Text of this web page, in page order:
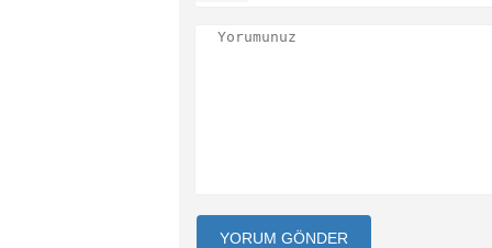
YORUM GÖNDER